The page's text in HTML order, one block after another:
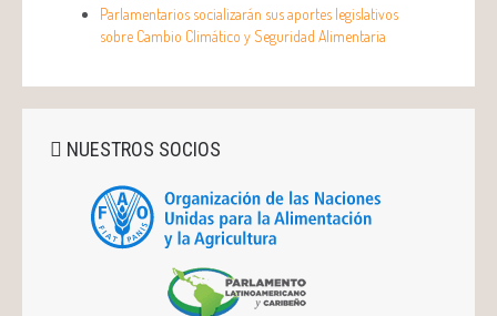
Parlamentarios socializarán sus aportes legislativos
sobre Cambio Climático y Seguridad Alimentaria
NUESTROS SOCIOS